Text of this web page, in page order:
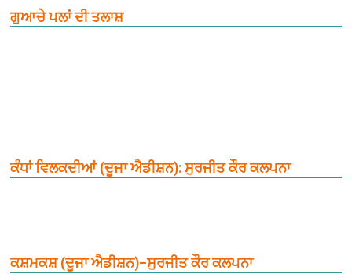
ਗੁਆਚੇ ਪਲਾਂ ਦੀ ਤਲਾਸ਼
ਕੰਧਾਂ ਵਿਲਕਦੀਆਂ (ਦੂਜਾ ਐਡੀਸ਼ਨ): ਸੁਰਜੀਤ ਕੌਰ ਕਲਪਨਾ
ਕਸ਼ਮਕਸ਼ (ਦੂਜਾ ਐਡੀਸ਼ਨ)–ਸੁਰਜੀਤ ਕੌਰ ਕਲਪਨਾ